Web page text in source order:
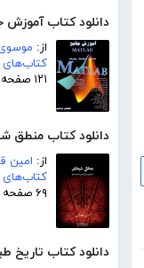
دانلود کتاب آموزش
از:
کتاب‌های
۱۲۱ صفحه
دانلود کتاب منطق
از: امین
کتاب‌های
۶۹ صفحه
دانلود کتاب تاریخ